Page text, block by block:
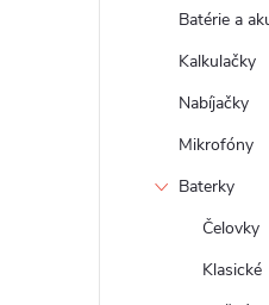
Batérie a
Kalkulačky
Nabíjačky
Mikrofóny
Baterky
Čelovky
Klasické